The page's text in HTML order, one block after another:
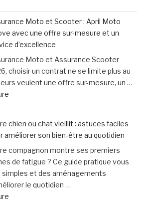
que
15
minutes
:
découvrez
les
erreurs
fréquentes
à
éviter
Moto et Scooter : April Moto
avec une offre sur-mesure et un
d’excellence
Moto et Assurance Scooter
choisir un contrat ne se limite plus au
veulent une offre sur-mesure, un …
Moto
et
Scooter
:
April
Moto
innove
chien ou chat vieillit : astuces faciles
améliorer son bien-être au quotidien
compagnon montre ses premiers
de fatigue ? Ce guide pratique vous
et des aménagements
le quotidien …